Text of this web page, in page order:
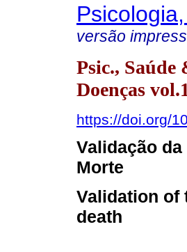
versão
Psic., Saúde
Doenças
https://doi.org/
Validação
Morte
Validation of
death